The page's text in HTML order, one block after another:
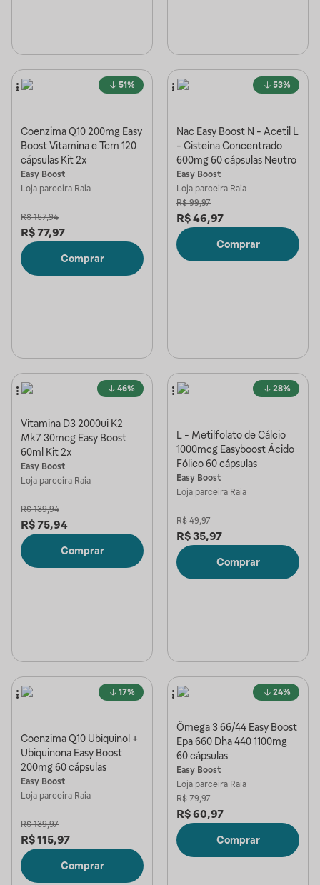
51%
Coenzima Q10 200mg Easy
Boost Vitamina e Tcm 120
cápsulas Kit 2x
Easy Boost
Loja parceira Raia
R$ 157,94
R$77,97
Comprar
53%
Nac Easy Boost N - Acetil L
- Cisteína Concentrado
600mg 60 cápsulas Neutro
Easy Boost
Loja parceira Raia
R$ 99,97
R$46,97
Comprar
46%
Vitamina D3 2000ui K2
Mk7 30mcg Easy Boost
60ml Kit 2x
Easy Boost
Loja parceira Raia
R$ 139,94
R$75,94
Comprar
28%
L - Metilfolato de Cálcio
1000mcg Easyboost Ácido
Fólico 60 cápsulas
Easy Boost
Loja parceira Raia
R$ 49,97
R$35,97
Comprar
17%
Coenzima Q10 Ubiquinol +
Ubiquinona Easy Boost
200mg 60 cápsulas
Easy Boost
Loja parceira Raia
R$ 139,97
R$115,97
Comprar
24%
Ômega 3 66/44 Easy Boost
Epa 660 Dha 440 1100mg
60 cápsulas
Easy Boost
Loja parceira Raia
R$ 79,97
R$60,97
Comprar